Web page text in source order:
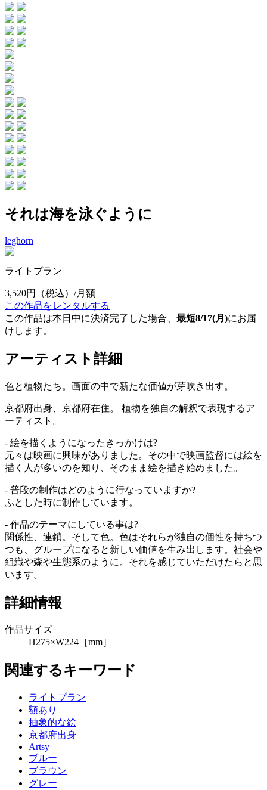
それは海を泳ぐように
leghorn
ライトプラン
3,520円
（税込）/月額
この作品をレンタルする
この作品は本日中に決済完了した場合、 最短8/17(月)にお届
けします。
アーティスト詳細
色と植物たち。画面の中で新たな価値が芽吹き出す。
京都府出身、京都府在住。 植物を独自の解釈で表現するア
ーティスト。
- 絵を描くようになったきっかけは?
元々は映画に興味がありました。その中で映画監督には絵を
描く人が多いのを知り、そのまま絵を描き始めました。
- 普段の制作はどのように行なっていますか?
ふとした時に制作しています。
- 作品のテーマにしている事は?
関係性、連鎖。そして色。色はそれらが独自の個性を持ちつ
つも、グループになると新しい価値を生み出します。社会や
組織や森や生態系のように。それを感じていただけたらと思
います。
詳細情報
作品サイズ
H275×W224［mm］
関連するキーワード
ライトプラン
額あり
抽象的な絵
京都府出身
Artsy
ブルー
ブラウン
グレー